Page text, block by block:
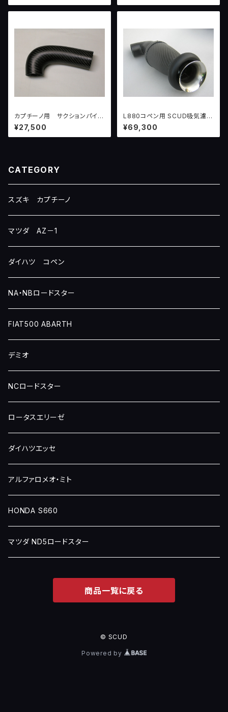
カプチーノ用 サクションパイプ
（シリコーンホース二種付き）
¥27,500
L880コペン用 SCUD吸気濾過
システムver.1
¥69,300
CATEGORY
スズキ カプチーノ
マツダ AZ－1
ダイハツ コペン
NA・NBロードスター
FIAT500 ABARTH
デミオ
NCロードスター
ロータスエリーゼ
ダイハツエッセ
アルファロメオ・ミト
HONDA S660
マツダ ND5ロードスター
商品一覧に戻る
© SCUD
Powered by